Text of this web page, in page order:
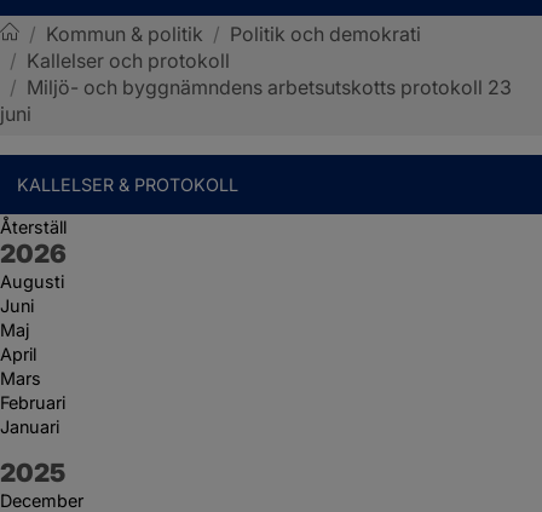
Sotenäs kommun
/ Kommun & politik / Politik och demokrati
/ Kallelser och protokoll
/ Miljö- och byggnämndens arbetsutskotts protokoll 23
juni
KALLELSER & PROTOKOLL
Återställ
År:
2026
Augusti
Juni
Maj
April
Mars
Februari
Januari
År:
2025
December